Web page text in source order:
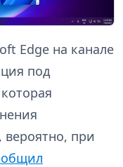
Edge на канале
под
вероятно, при